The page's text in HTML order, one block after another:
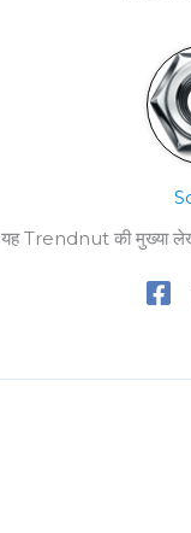
Trendnut की मुख्या